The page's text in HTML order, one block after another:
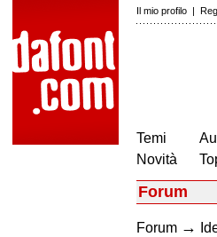
Il mio profilo |
Temi
Novità
Forum
Forum →